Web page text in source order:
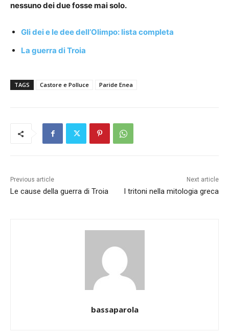
nessuno dei due fosse mai solo.
Gli dei e le dee dell’Olimpo: lista completa
La guerra di Troia
TAGS Castore e Polluce Paride Enea
Previous article
Le cause della guerra di Troia
Next article
I tritoni nella mitologia greca
bassaparola